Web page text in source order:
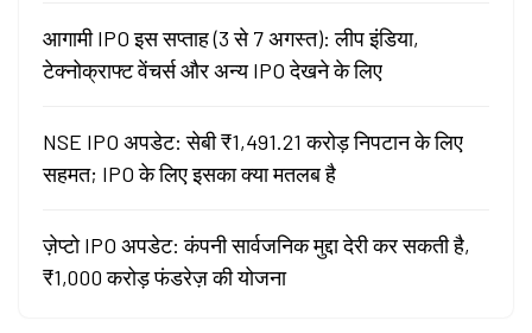
आगामी IPO इस सप्ताह (3 से 7 अगस्त): लीप इंडिया,
टेक्नोक्राफ्ट वेंचर्स और अन्य IPO देखने के लिए
NSE IPO अपडेट: सेबी ₹1,491.21 करोड़ निपटान के लिए
सहमत; IPO के लिए इसका क्या मतलब है
ज़ेप्टो IPO अपडेट: कंपनी सार्वजनिक मुद्दा देरी कर सकती है,
₹1,000 करोड़ फंडरेज़ की योजना